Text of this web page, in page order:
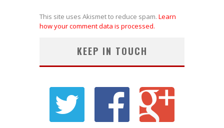
This site uses Akismet to reduce spam. Learn
how your comment data is processed.
KEEP IN TOUCH